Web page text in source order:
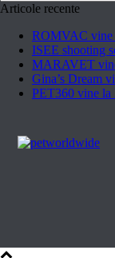
Articole recente
ROMVAC vine
ISEE shooting
MARAVET
Gina’s Dream
PET360 vine la